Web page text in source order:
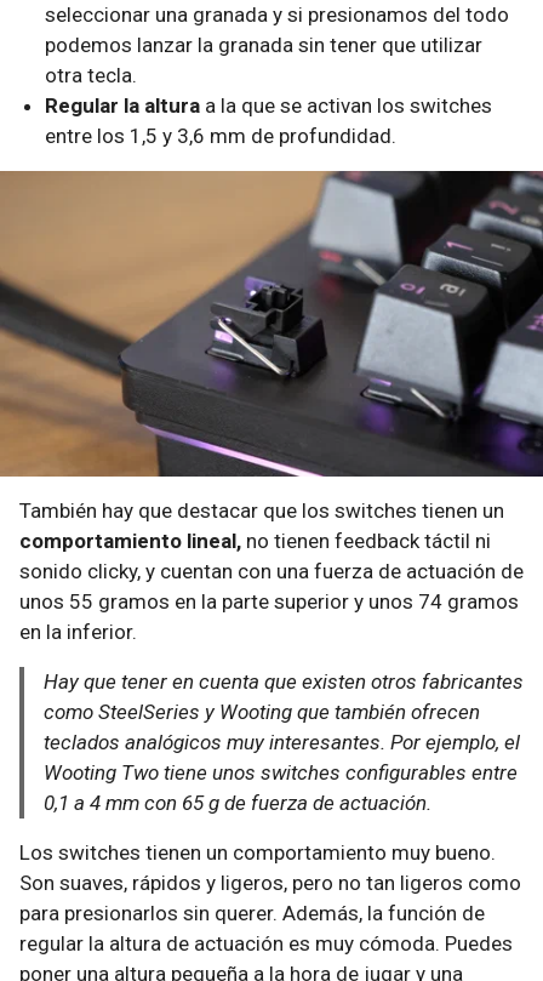
seleccionar una granada y si presionamos del todo
podemos lanzar la granada sin tener que utilizar
otra tecla.
Regular la altura a la que se activan los switches
entre los 1,5 y 3,6 mm de profundidad.
También hay que destacar que los switches tienen un
comportamiento lineal, no tienen feedback táctil ni
sonido clicky, y cuentan con una fuerza de actuación de
unos 55 gramos en la parte superior y unos 74 gramos
en la inferior.
Hay que tener en cuenta que existen otros fabricantes
como SteelSeries y Wooting que también ofrecen
teclados analógicos muy interesantes. Por ejemplo, el
Wooting Two tiene unos switches configurables entre
0,1 a 4 mm con 65 g de fuerza de actuación.
Los switches tienen un comportamiento muy bueno.
Son suaves, rápidos y ligeros, pero no tan ligeros como
para presionarlos sin querer. Además, la función de
regular la altura de actuación es muy cómoda. Puedes
poner una altura pequeña a la hora de jugar y una